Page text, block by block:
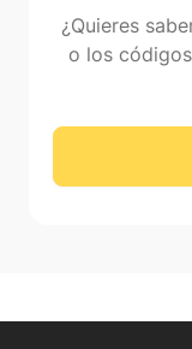
¿Quieres
o los